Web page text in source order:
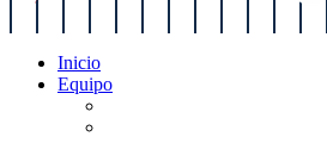
Inicio
Equipo